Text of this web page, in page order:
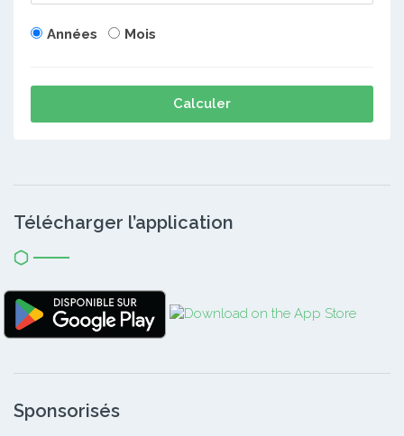
Années Mois
Calculer
Télécharger l’application
Sponsorisés